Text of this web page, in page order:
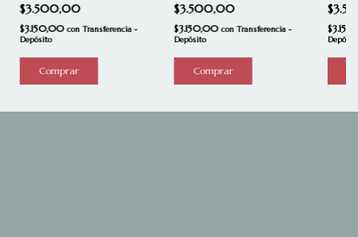
$3.500,00
$3.150,00con Transferencia -
Depósito
$3.500,00
$3.150,00con Transferencia -
Depósito